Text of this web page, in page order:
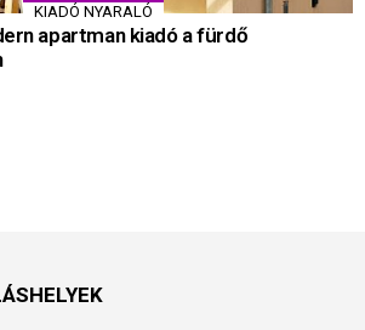
KIADÓ NYARALÓ
apartman kiadó a fürdő